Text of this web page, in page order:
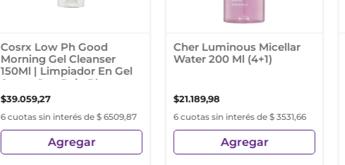
Cosrx Low Ph Good
Morning Gel Cleanser
150Ml | Limpiador En Gel
Suave Con Bajo Ph
$39.059,27
6 cuotas sin interés de $ 6509,87
Agregar
Cher Luminous Micellar
Water 200 Ml (4+1)
$21.189,98
6 cuotas sin interés de $ 3531,66
Agregar